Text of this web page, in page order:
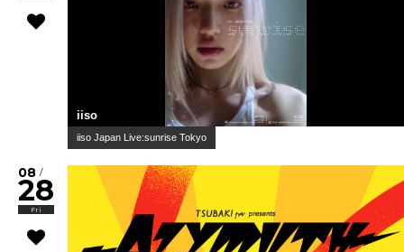
iiso
iiso Japan Live:sunrise Tokyo
08 /
28
Fri